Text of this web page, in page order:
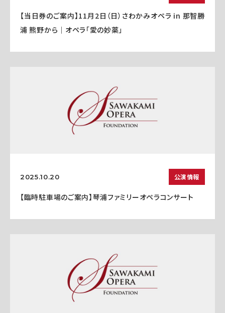
【当日券のご案内】11月2日（日）さわかみオペラ in 那智勝
浦 熊野から｜オペラ「愛の妙薬」
2025.10.20 公演情報
【臨時駐車場のご案内】琴浦ファミリーオペラコンサート